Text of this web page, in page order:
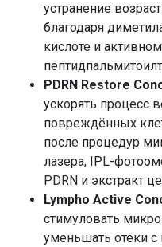
устранение
благодаря
кислоте и
PDRN Restore
ускорять процесс
повреждённых
после процедур
лазера, IPL-
PDRN и экстракт
Lympho Active
стимуловать
уменьшать отёки